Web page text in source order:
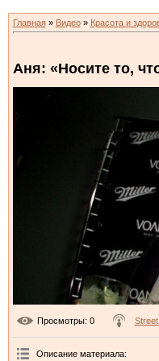
Главная» Видео» Красота и
Аня: «Носите то,
Просмотры: 0
Описание материала: